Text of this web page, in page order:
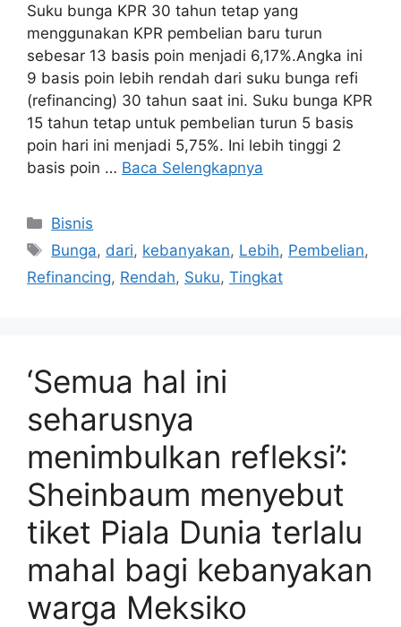
Suku bunga KPR 30 tahun tetap yang
menggunakan KPR pembelian baru turun
sebesar 13 basis poin menjadi 6,17%.Angka ini
9 basis poin lebih rendah dari suku bunga refi
(refinancing) 30 tahun saat ini. Suku bunga KPR
15 tahun tetap untuk pembelian turun 5 basis
poin hari ini menjadi 5,75%. Ini lebih tinggi 2
basis poin … Baca Selengkapnya
Kategori
Bisnis
Tag
Bunga, dari, kebanyakan, Lebih, Pembelian,
Refinancing, Rendah, Suku, Tingkat
‘Semua hal ini
seharusnya
menimbulkan refleksi’:
Sheinbaum menyebut
tiket Piala Dunia terlalu
mahal bagi kebanyakan
warga Meksiko